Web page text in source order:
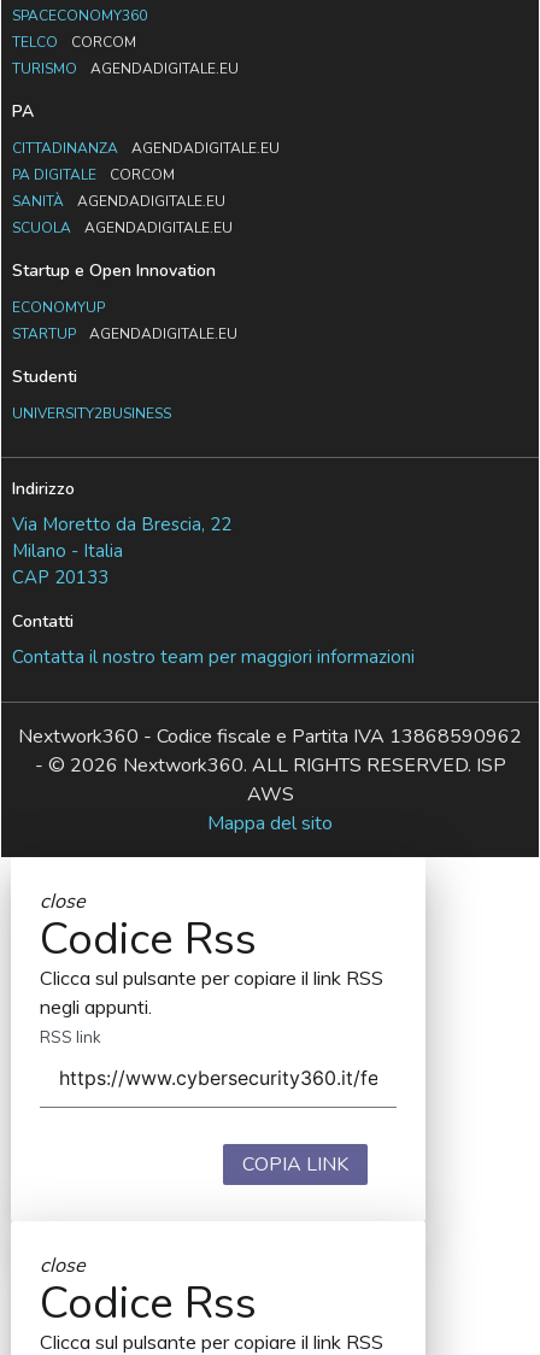
SPACECONOMY360
TELCO
CORCOM
TURISMO
AGENDADIGITALE.EU
PA
CITTADINANZA
AGENDADIGITALE.EU
PA DIGITALE
CORCOM
SANITÀ
AGENDADIGITALE.EU
SCUOLA
AGENDADIGITALE.EU
Startup e Open Innovation
ECONOMYUP
STARTUP
AGENDADIGITALE.EU
Studenti
UNIVERSITY2BUSINESS
Indirizzo
Via Moretto da Brescia, 22
Milano - Italia
CAP 20133
Contatti
Contatta il nostro team per maggiori informazioni
Nextwork360 - Codice fiscale e Partita IVA 13868590962
- © 2026 Nextwork360. ALL RIGHTS RESERVED. ISP
AWS
Mappa del sito
close
Codice Rss
Clicca sul pulsante per copiare il link RSS
negli appunti.
RSS link
COPIA LINK
close
Codice Rss
Clicca sul pulsante per copiare il link RSS